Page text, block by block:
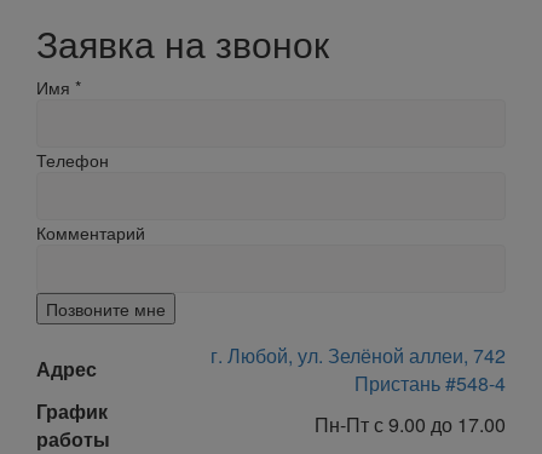
Заявка на звонок
Имя *
Телефон
Комментарий
Позвоните мне
Адрес
г. Любой, ул. Зелёной аллеи, 742
Пристань #548-4
График
работы
Пн-Пт с 9.00 до 17.00